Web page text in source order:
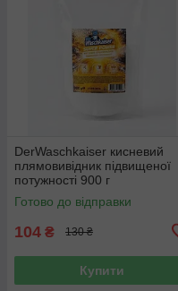
DerWaschkaiser кисневий
плямовивідник підвищеної
потужності 900 г
Готово до відправки
104 ₴ 130 ₴
Купити